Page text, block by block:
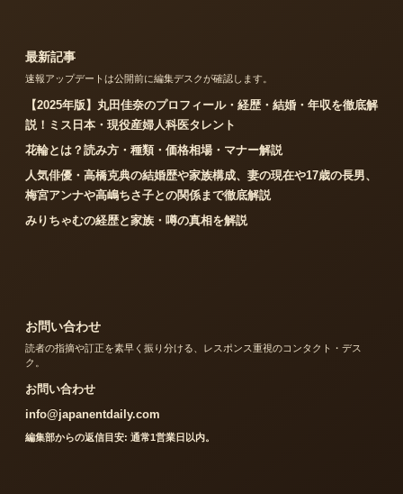
最新記事
速報アップデートは公開前に編集デスクが確認します。
【2025年版】丸田佳奈のプロフィール・経歴・結婚・年収を徹底解
説！ミス日本・現役産婦人科医タレント
花輪とは？読み方・種類・価格相場・マナー解説
人気俳優・高橋克典の結婚歴や家族構成、妻の現在や17歳の長男、
梅宮アンナや高嶋ちさ子との関係まで徹底解説
みりちゃむの経歴と家族・噂の真相を解説
お問い合わせ
読者の指摘や訂正を素早く振り分ける、レスポンス重視のコンタクト・デス
ク。
お問い合わせ
info@japanentdaily.com
編集部からの返信目安: 通常1営業日以内。